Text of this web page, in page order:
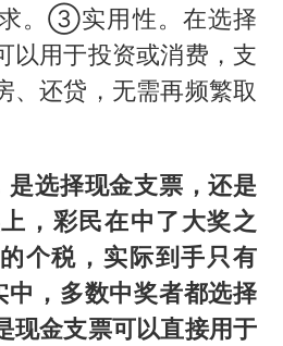
。③实用性。在选择
以用于投资或消费，支
、还贷，无需再频繁取
是选择现金支票，还是
，彩民在中了大奖之
个税，实际到手只有
中，多数中奖者都选择
现金支票可以直接用于